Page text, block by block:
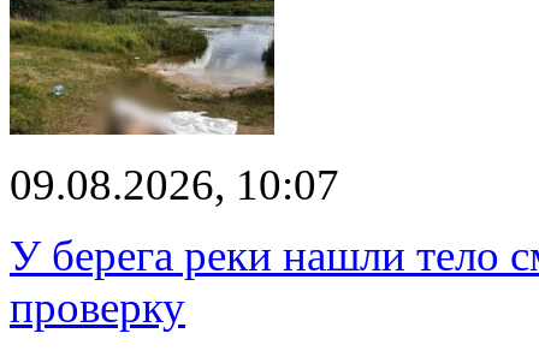
09.08.2026, 10:07
У берега реки нашли тело
проверку